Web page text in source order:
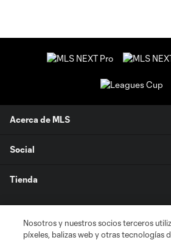
Acerca de MLS
Social
Tienda
Club Sites
Nosotros y nuestros socios terceros
píxeles, balizas web y otras tecnologías